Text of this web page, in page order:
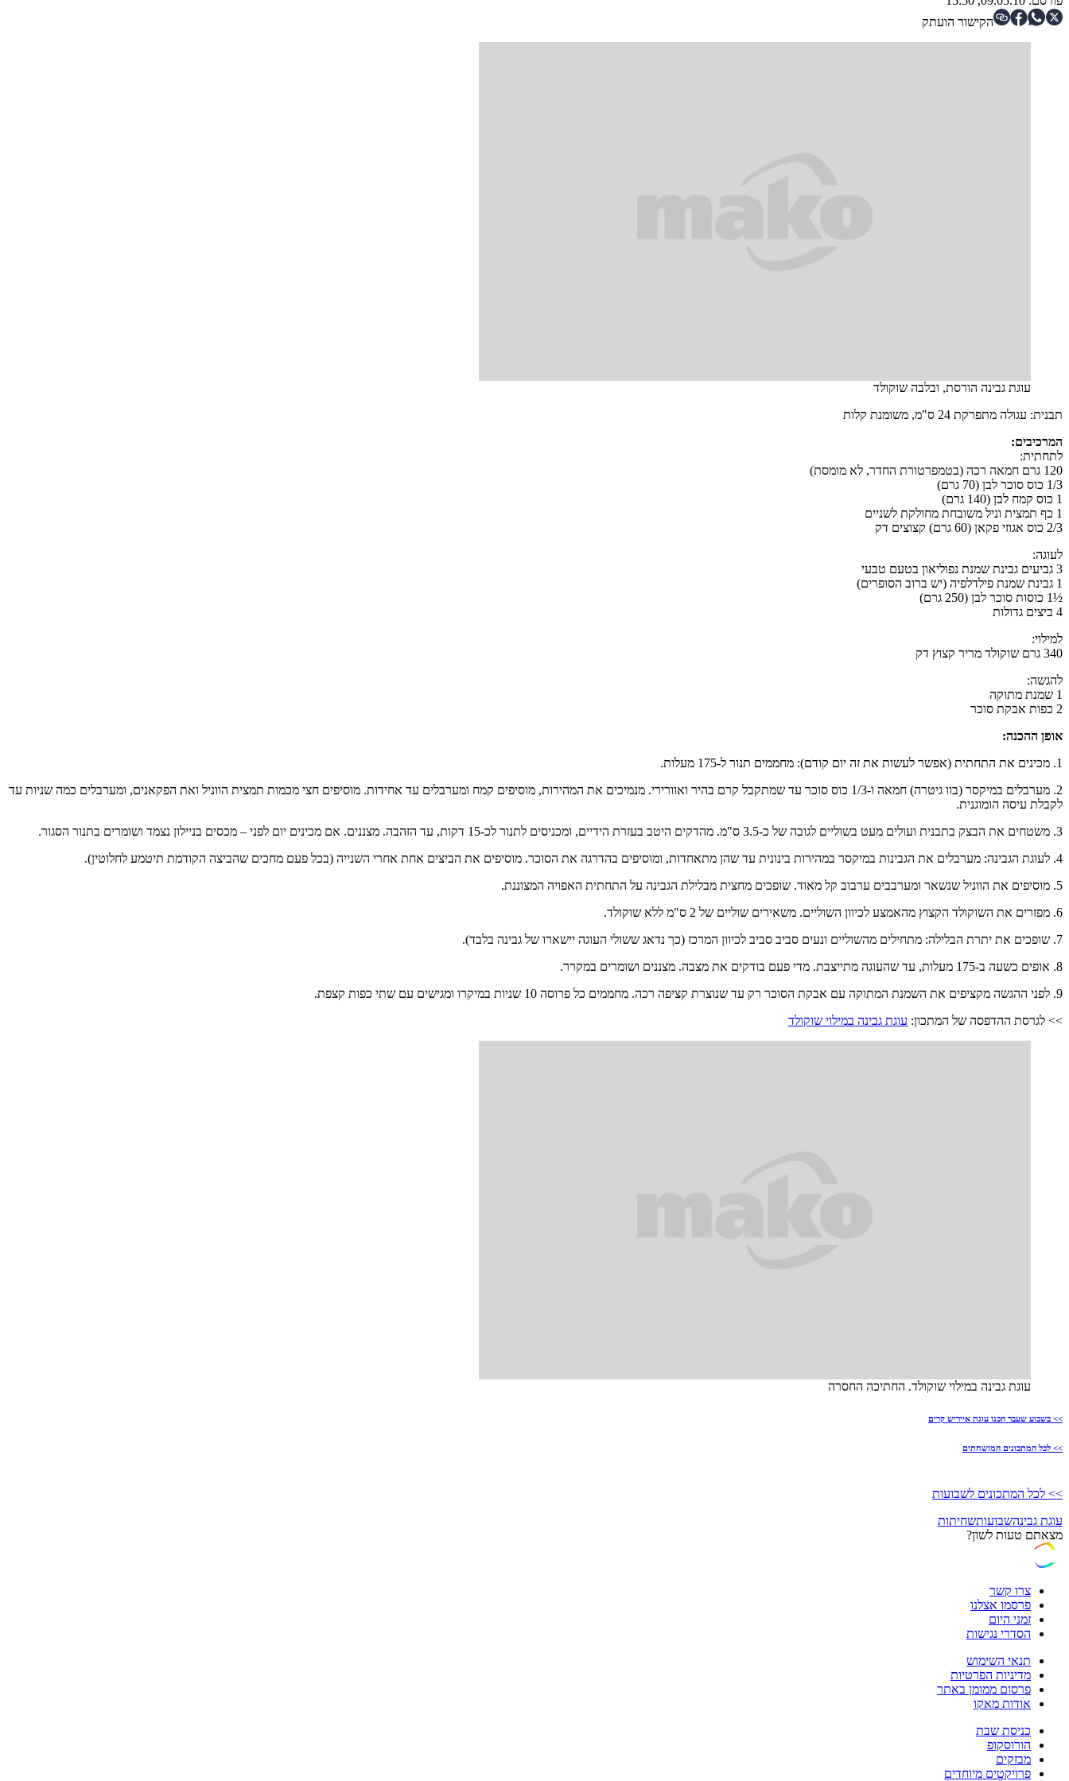
הקישור הועתק
עוגת גבינה הורסת, ובלבה שוקולד
תבנית: עגולה מתפרקת 24 ס"מ, משומנת קלות
המרכיבים:
לתחתית:
120 גרם חמאה רכה (בטמפרטורת החדר, לא מומסת)
1/3 כוס סוכר לבן (70 גרם)
1 כוס קמח לבן (140 גרם)
1 כף תמצית וניל משובחת מחולקת לשניים
2/3 כוס אגוזי פקאן (60 גרם) קצוצים דק
לעוגה:
3 גביעים גבינת שמנת נפוליאון בטעם טבעי
1 גבינת שמנת פילדלפיה (יש ברוב הסופרים)
½1 כוסות סוכר לבן (250 גרם)
4 ביצים גדולות
למילוי:
340 גרם שוקולד מריר קצוץ דק
להגשה:
1 שמנת מתוקה
2 כפות אבקת סוכר
אופן ההכנה:
1. מכינים את התחתית (אפשר לעשות את זה יום קודם): מחממים תנור ל-175 מעלות.
2. מערבלים במיקסר (בוו גיטרה) חמאה ו-1/3 כוס סוכר עד שמתקבל קרם בהיר ואוורירי. מנמיכים את המהירות, מוסיפים קמח ומערבלים עד אחידות. מוסיפים חצי מכמות תמצית הווניל ואת הפקאנים, ומערבלים כמה שניות עד
לקבלת עיסה הומוגנית.
3. משטחים את הבצק בתבנית ועולים מעט בשוליים לגובה של כ-3.5 ס"מ. מהדקים היטב בעזרת הידיים, ומכניסים לתנור לכ-15 דקות, עד הזהבה. מצננים. אם מכינים יום לפני – מכסים בניילון נצמד ושומרים בתנור הסגור.
4. לעוגת הגבינה: מערבלים את הגבינות במיקסר במהירות בינונית עד שהן מתאחדות, ומוסיפים בהדרגה את הסוכר. מוסיפים את הביצים אחת אחרי השנייה (בכל פעם מחכים שהביצה הקודמת תיטמע לחלוטין).
5. מוסיפים את הווניל שנשאר ומערבבים ערבוב קל מאוד. שופכים מחצית מבלילת הגבינה על התחתית האפויה המצוננת.
6. מפזרים את השוקולד הקצוץ מהאמצע לכיוון השוליים. משאירים שוליים של 2 ס"מ ללא שוקולד.
7. שופכים את יתרת הבלילה: מתחילים מהשוליים ונעים סביב סביב לכיוון המרכז (כך נדאג ששולי העוגה יישארו של גבינה בלבד).
8. אופים כשעה ב-175 מעלות, עד שהעוגה מתייצבת. מדי פעם בודקים את מצבה. מצננים ושומרים במקרר.
9. לפני ההגשה מקציפים את השמנת המתוקה עם אבקת הסוכר רק עד שנוצרת קציפה רכה. מחממים כל פרוסה 10 שניות במיקרו ומגישים עם שתי כפות קצפת.
>> לגרסת ההדפסה של המתכון: עוגת גבינה במילוי שוקולד
עוגת גבינה במילוי שוקולד. החתיכה החסרה
>> בשבוע שעבר הכנו עוגת אייריש קרים
>> לכל המתכונים המושחתים
>> לכל המתכונים לשבועות
עוגת גבינהשבועותשחיתות
מצאתם טעות לשון?
צרו קשר
פרסמו אצלנו
זמני היום
הסדרי נגישות
תנאי השימוש
מדיניות הפרטיות
פרסום ממומן באתר
אודות מאקו
כניסת שבת
הורוסקופ
מבזקים
פרויקטים מיוחדים